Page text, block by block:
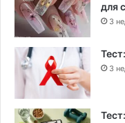
для
3
3